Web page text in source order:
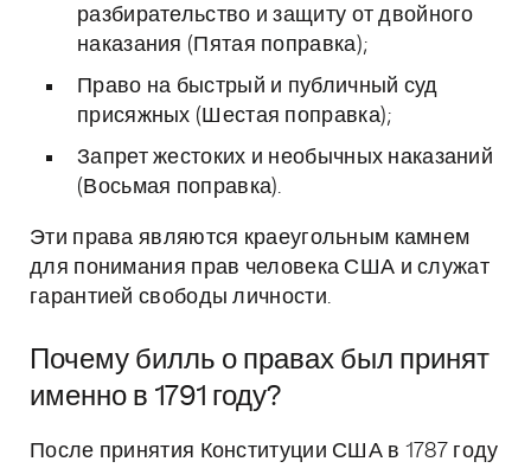
разбирательство и защиту от двойного
наказания (Пятая поправка);
Право на быстрый и публичный суд
присяжных (Шестая поправка);
Запрет жестоких и необычных наказаний
(Восьмая поправка).
Эти права являются краеугольным камнем
для понимания прав человека США и служат
гарантией свободы личности.
Почему билль о правах был принят
именно в 1791 году?
После принятия Конституции США в 1787 году